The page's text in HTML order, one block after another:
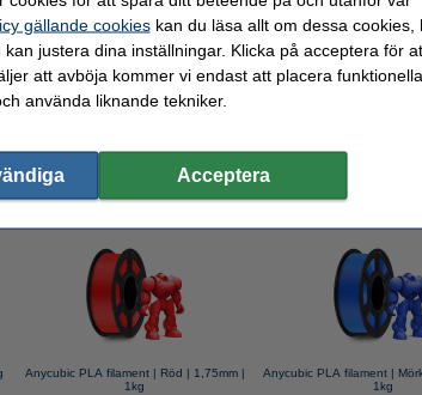
spray | 400ml
ofta även dessa produkter!
Anycubic PLA filament | Röd | 1,75mm |
1kg
Anycubic PLA filament |
1kg
gällande cookieskan du läsa allt om dessa cookies,
justera dina inställningar. Klicka på acceptera för
att avböja kommer vi endast att placera
använda liknande tekniker.
Acceptera